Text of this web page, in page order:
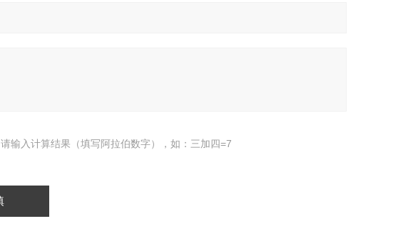
请输入计算结果（填写阿拉伯数字），如：三加四=7